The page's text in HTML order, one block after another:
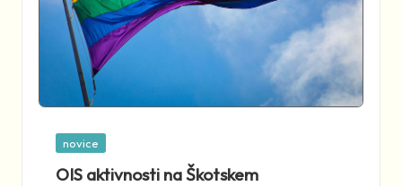
Posted
novice
OIS aktivnosti na Škotskem